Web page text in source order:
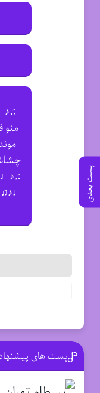
پست بعدی
منو
♫♪♩
پست های